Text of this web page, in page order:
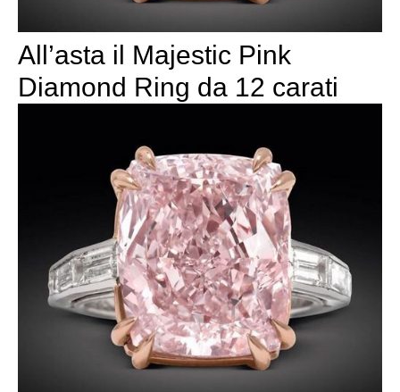
All’asta il Majestic Pink
Diamond Ring da 12 carati